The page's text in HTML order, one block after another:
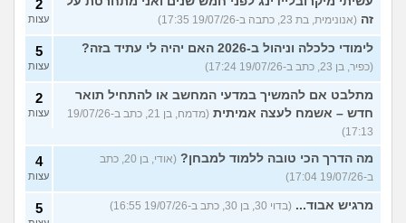
זה (אנונימית, בת 23, כתבה ב-19/07/26 17:35)
2
עצות
לימודי כלכלה וניהול ב-2026 האם יהיה לי עתיד בזה?
(כפיר, בן 23, כתב ב-19/07/26 17:24)
5
עצות
מתלבט אם להמשיך במדעי המחשב או להתחיל תואר
חדש – אשמח לעצה אמיתית
(מדמח, בן 21, כתב ב-19/07/26
17:13)
2
עצות
מה הדרך הכי טובה ללמוד למבחן?
(אודי, בן 20, כתב
ב-19/07/26 17:04)
4
עצות
מרגיש אבוד... (בדוי 30, בן 30, כתב ב-19/07/26 16:55) 5